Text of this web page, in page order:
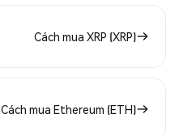
Cách mua XRP (XRP)
Cách mua Ethereum (ETH)